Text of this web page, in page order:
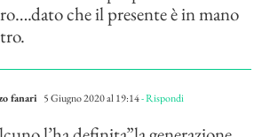
che il presente è in mano
fanari 5 Giugno 2020 al 19:14- Rispondi